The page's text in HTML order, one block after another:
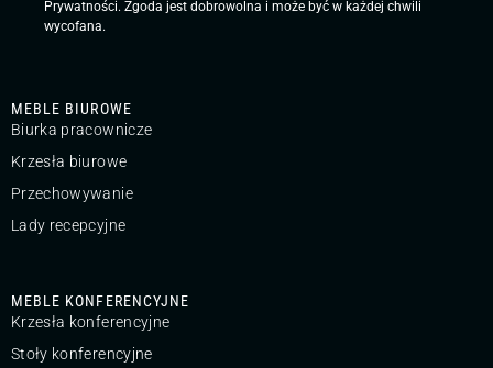
MEBLE BIUROWE
Biurka pracownicze
Krzesła biurowe
Przechowywanie
Lady recepcyjne
MEBLE KONFERENCYJNE
Krzesła konferencyjne
Stoły konferencyjne
Prywatności. Zgoda jest dobrowolna i może być w każdej chwili
wycofana.